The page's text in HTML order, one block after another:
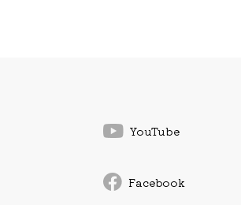
YouTube
Facebook